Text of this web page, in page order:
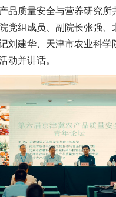
品质量安全与营养研究所
党组成员、副院长张强、
刘建华、天津市农业科学
动并讲话。